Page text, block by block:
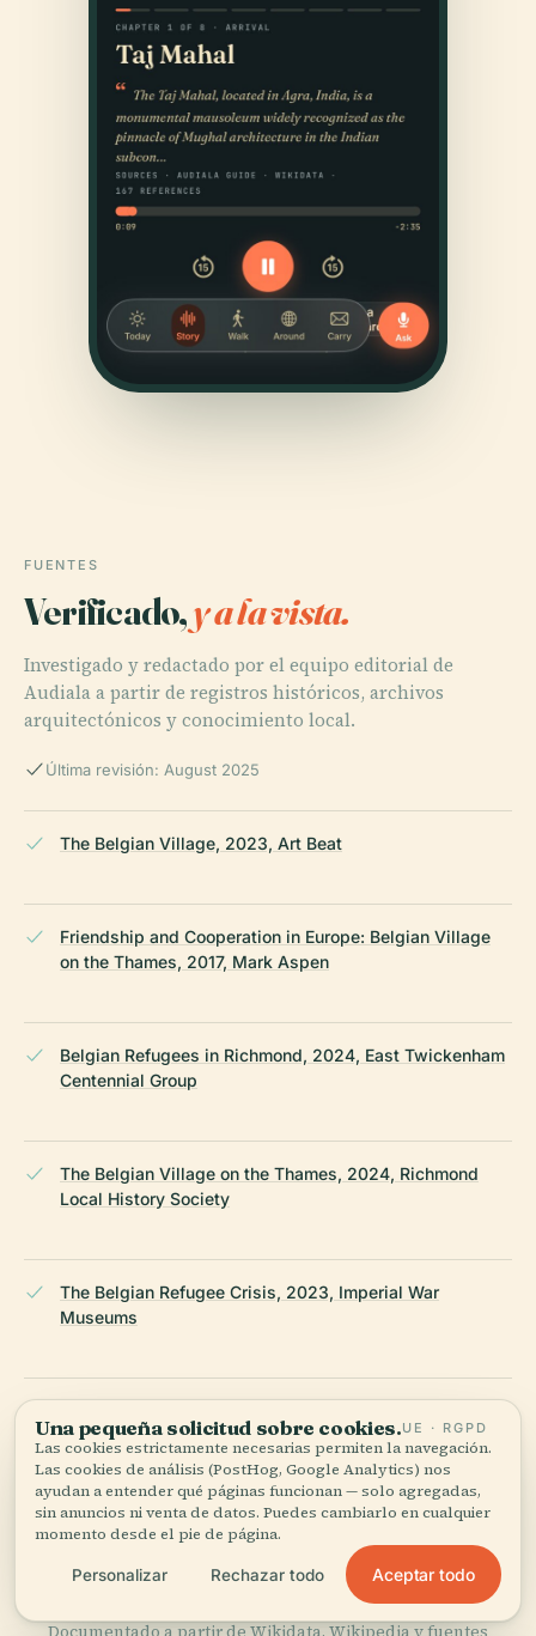
FUENTES
Verificado,y a la vista.
Investigado y redactado por el equipo editorial de
Audiala a partir de registros históricos, archivos
arquitectónicos y conocimiento local.
Última revisión: August 2025
The Belgian Village, 2023, Art Beat
Friendship and Cooperation in Europe: Belgian Village
on the Thames, 2017, Mark Aspen
Belgian Refugees in Richmond, 2024, East Twickenham
Centennial Group
The Belgian Village on the Thames, 2024, Richmond
Local History Society
The Belgian Refugee Crisis, 2023, Imperial War
Museums
Historic England
Visit Richmond - Heritage Sites, 2024
Documentado a partir de Wikidata, Wikipedia y fuentes
Una pequeña solicitud sobre cookies.UE · RGPD
Las cookies estrictamente necesarias permiten la navegación.
Las cookies de análisis (PostHog, Google Analytics) nos
ayudan a entender qué páginas funcionan — solo agregadas,
sin anuncios ni venta de datos. Puedes cambiarlo en cualquier
momento desde el pie de página.
Personalizar Rechazar todo Aceptar todo